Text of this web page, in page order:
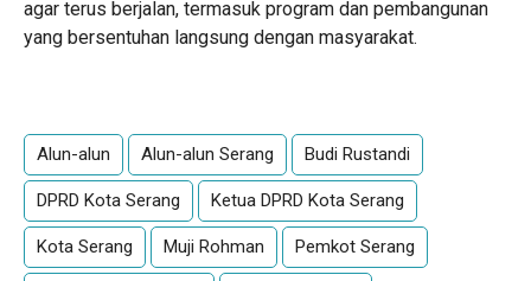
agar terus berjalan, termasuk program dan pembangunan
yang bersentuhan langsung dengan masyarakat.
Alun-alun Alun-alun Serang Budi Rustandi
DPRD Kota Serang Ketua DPRD Kota Serang
Kota Serang Muji Rohman Pemkot Serang